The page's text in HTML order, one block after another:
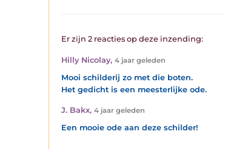
Er zijn 2 reacties op deze inzending:
Hilly Nicolay, 4 jaar geleden
Mooi schilderij zo met die boten.
Het gedicht is een meesterlijke ode.
J. Bakx, 4 jaar geleden
Een mooie ode aan deze schilder!